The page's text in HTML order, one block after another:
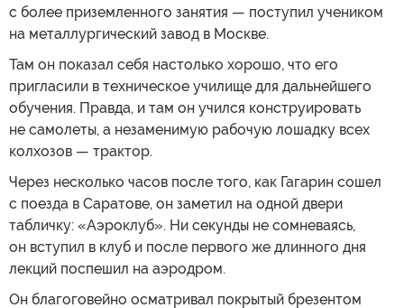
с более приземленного занятия — поступил учеником
на металлургический завод в Москве.
Там он показал себя настолько хорошо, что его
пригласили в техническое училище для дальнейшего
обучения. Правда, и там он учился конструировать
не самолеты, а незаменимую рабочую лошадку всех
колхозов — трактор.
Через несколько часов после того, как Гагарин сошел
с поезда в Саратове, он заметил на одной двери
табличку: «Аэроклуб». Ни секунды не сомневаясь,
он вступил в клуб и после первого же длинного дня
лекций поспешил на аэродром.
Он благоговейно осматривал покрытый брезентом